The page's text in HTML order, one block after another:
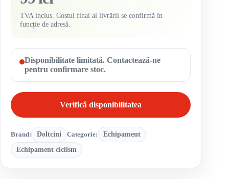
TVA inclus. Costul final al livrării se confirmă în
funcție de adresă.
Disponibilitate limitată. Contactează-ne
pentru confirmare stoc.
Verifică disponibilitatea
Brand: Doltcini Categorie:
Echipament
Echipament ciclism